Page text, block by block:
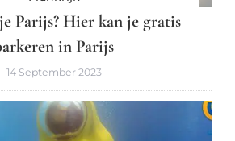
Parijs? Hier kan je gratis
in Parijs
14 September 2023